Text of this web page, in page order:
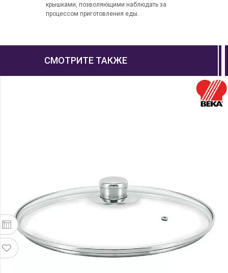
крышками, позволяющими наблюдать за
процессом приготовления еды.
СМОТРИТЕ ТАКЖЕ